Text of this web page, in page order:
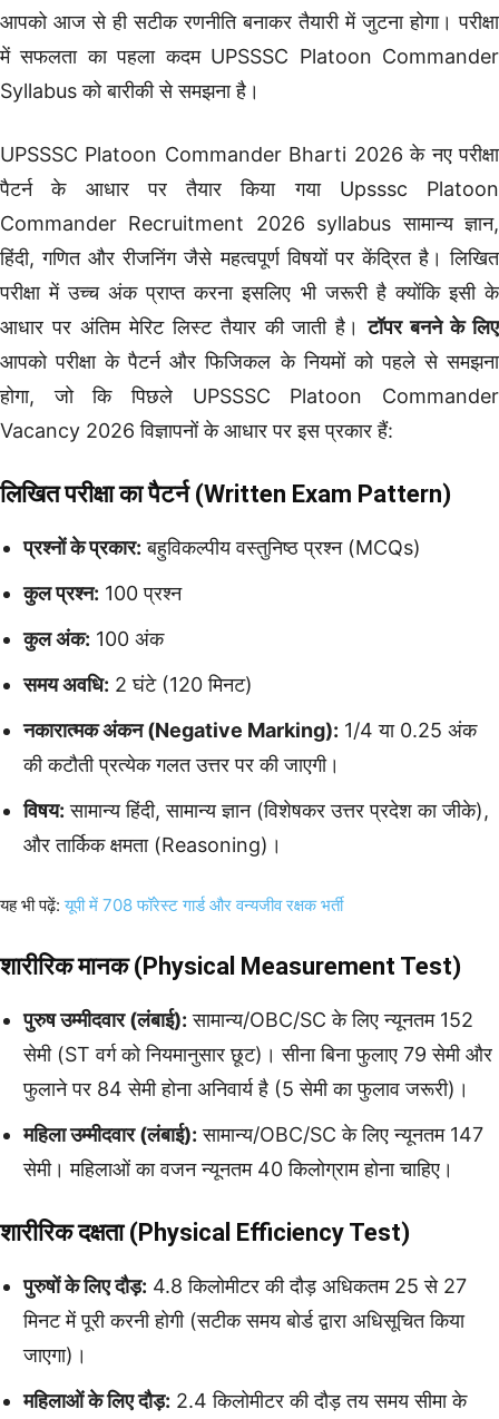
आपको आज से ही सटीक रणनीति बनाकर तैयारी में जुटना होगा। परीक्षा
में सफलता का पहला कदम UPSSSC Platoon Commander
Syllabus को बारीकी से समझना है।
UPSSSC Platoon Commander Bharti 2026 के नए परीक्षा
पैटर्न के आधार पर तैयार किया गया Upsssc Platoon
Commander Recruitment 2026 syllabus सामान्य ज्ञान,
हिंदी, गणित और रीजनिंग जैसे महत्वपूर्ण विषयों पर केंद्रित है। लिखित
परीक्षा में उच्च अंक प्राप्त करना इसलिए भी जरूरी है क्योंकि इसी के
आधार पर अंतिम मेरिट लिस्ट तैयार की जाती है।टॉपर बनने के लिए
आपको परीक्षा के पैटर्न और फिजिकल के नियमों को पहले से समझना
होगा, जो कि पिछले UPSSSC Platoon Commander
Vacancy 2026 विज्ञापनों के आधार पर इस प्रकार हैं:
लिखित परीक्षा का पैटर्न (Written Exam Pattern)
प्रश्नों के प्रकार: बहुविकल्पीय वस्तुनिष्ठ प्रश्न (MCQs)
कुल प्रश्न: 100 प्रश्न
कुल अंक: 100 अंक
समय अवधि: 2 घंटे (120 मिनट)
नकारात्मक अंकन (Negative Marking): 1/4 या 0.25 अंक
की कटौती प्रत्येक गलत उत्तर पर की जाएगी।
विषय: सामान्य हिंदी, सामान्य ज्ञान (विशेषकर उत्तर प्रदेश का जीके),
और तार्किक क्षमता (Reasoning)।
यह भी पढ़ें:यूपी में 708 फॉरेस्ट गार्ड और वन्यजीव रक्षक भर्ती
शारीरिक मानक (Physical Measurement Test)
पुरुष उम्मीदवार (लंबाई): सामान्य/OBC/SC के लिए न्यूनतम 152
सेमी (ST वर्ग को नियमानुसार छूट)। सीना बिना फुलाए 79 सेमी और
फुलाने पर 84 सेमी होना अनिवार्य है (5 सेमी का फुलाव जरूरी)।
महिला उम्मीदवार (लंबाई): सामान्य/OBC/SC के लिए न्यूनतम 147
सेमी। महिलाओं का वजन न्यूनतम 40 किलोग्राम होना चाहिए।
शारीरिक दक्षता (Physical Efficiency Test)
पुरुषों के लिए दौड़: 4.8 किलोमीटर की दौड़ अधिकतम 25 से 27
मिनट में पूरी करनी होगी (सटीक समय बोर्ड द्वारा अधिसूचित किया
जाएगा)।
महिलाओं के लिए दौड़: 2.4 किलोमीटर की दौड़ तय समय सीमा के